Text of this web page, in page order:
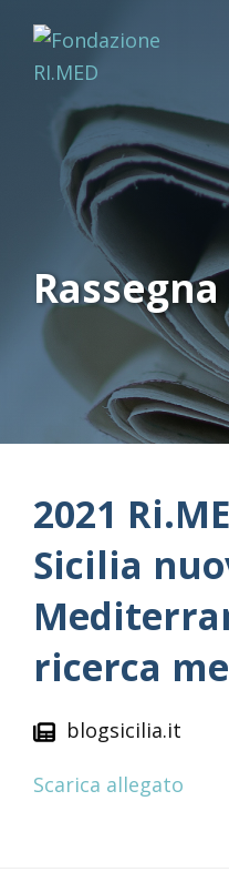
2021
Sicilia
ricerca
blogsicilia.it
Scarica allegato